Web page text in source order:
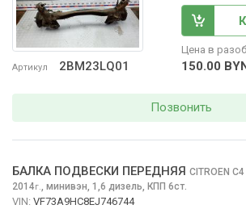
Артикул 2BM23LQ01
Цена в
150.00
Позвонить
БАЛКА ПОДВЕСКИ ПЕРЕДНЯЯ CITROEN
2014г., минивэн, 1,6 дизель, КПП 6ст.
VIN: VF73A9HC8EJ746744